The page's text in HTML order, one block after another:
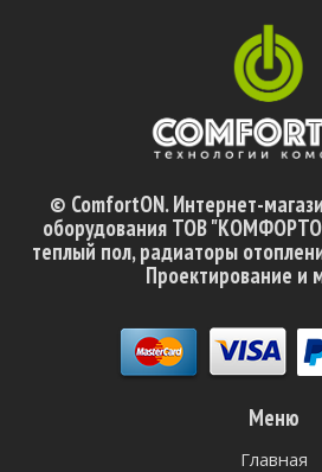
© ComfortON. Интернет-
оборудования ТОВ
теплый пол, радиаторы
Проектирование и
Меню
Главная